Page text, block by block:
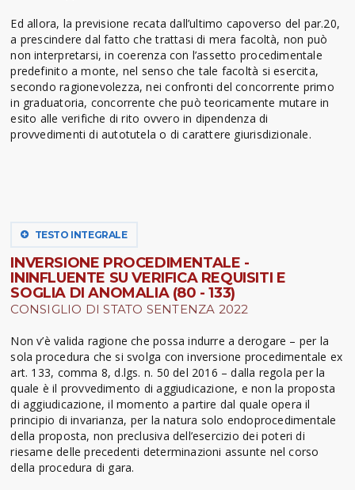
Ed allora, la previsione recata dall’ultimo capoverso del par.20,
a prescindere dal fatto che trattasi di mera facoltà, non può
non interpretarsi, in coerenza con l’assetto procedimentale
predefinito a monte, nel senso che tale facoltà si esercita,
secondo ragionevolezza, nei confronti del concorrente primo
in graduatoria, concorrente che può teoricamente mutare in
esito alle verifiche di rito ovvero in dipendenza di
provvedimenti di autotutela o di carattere giurisdizionale.
TESTO INTEGRALE
INVERSIONE PROCEDIMENTALE -
ININFLUENTE SU VERIFICA REQUISITI E
SOGLIA DI ANOMALIA (80 - 133)
CONSIGLIO DI STATO SENTENZA 2022
Non v’è valida ragione che possa indurre a derogare – per la
sola procedura che si svolga con inversione procedimentale ex
art. 133, comma 8, d.lgs. n. 50 del 2016 – dalla regola per la
quale è il provvedimento di aggiudicazione, e non la proposta
di aggiudicazione, il momento a partire dal quale opera il
principio di invarianza, per la natura solo endoprocedimentale
della proposta, non preclusiva dell’esercizio dei poteri di
riesame delle precedenti determinazioni assunte nel corso
della procedura di gara.